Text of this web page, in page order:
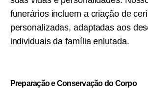
funerários incluem a criação de
personalizadas, adaptadas aos
individuais da família enlutada.
Preparação e Conservação do Corpo